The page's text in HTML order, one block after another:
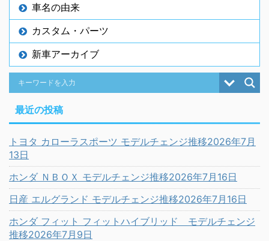
車名の由来
カスタム・パーツ
新車アーカイブ
最近の投稿
トヨタ カローラスポーツ モデルチェンジ推移2026年7月
13日
ホンダ ＮＢＯＸ モデルチェンジ推移2026年7月16日
日産 エルグランド モデルチェンジ推移2026年7月16日
ホンダ フィット フィットハイブリッド モデルチェンジ
推移2026年7月9日